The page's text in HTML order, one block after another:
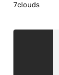
7clouds
Bildergalerie